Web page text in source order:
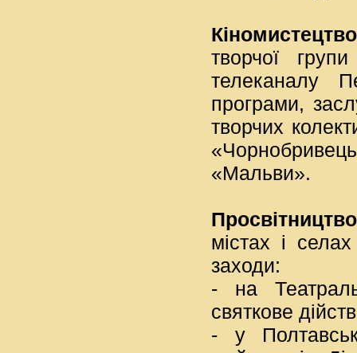
Кіномистецтво
творчої
телеканалу
програми,
творчих
«Мальви».
містах і
заходи:
- на
святкове
- у